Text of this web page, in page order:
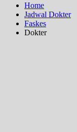
Home
Jadwal Dokter
Faskes
Dokter